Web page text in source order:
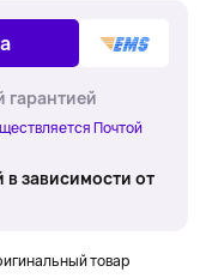
гарантией
Почтой
в зависимости от
товар